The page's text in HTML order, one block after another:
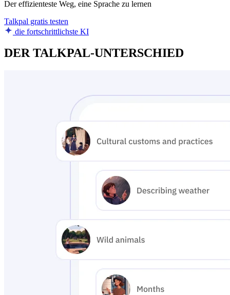
Der effizienteste Weg, eine Sprache zu lernen
Talkpal gratis testen
die fortschrittlichste KI
DER TALKPAL-UNTERSCHIED